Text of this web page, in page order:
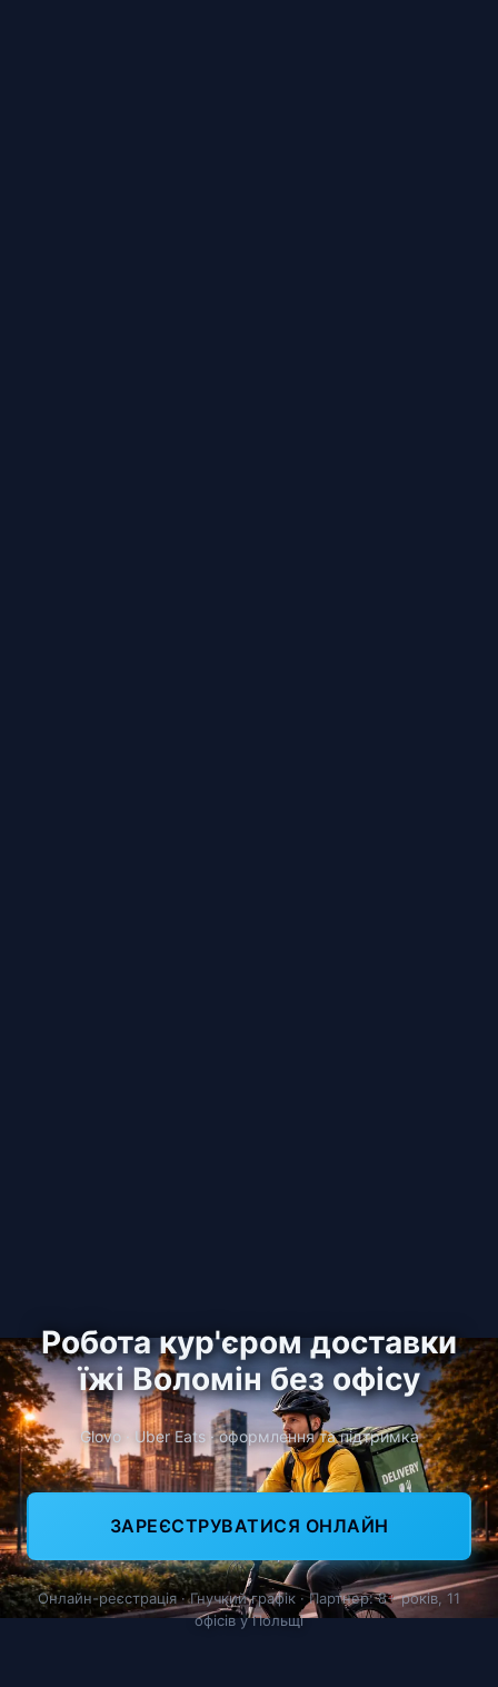
Робота кур'єром доставки
їжі Воломін без офісу
Glovo · Uber Eats · оформлення та підтримка
ЗАРЕЄСТРУВАТИСЯ ОНЛАЙН
Онлайн-реєстрація · Гнучкий графік · Партнер: 8+ років, 11
офісів у Польщі